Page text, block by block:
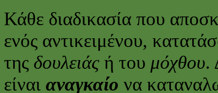
Κάθε διαδικασία που
ενός αντικειμένου,
της δουλειάς ή του μόχθου.
είναι αναγκαίο να